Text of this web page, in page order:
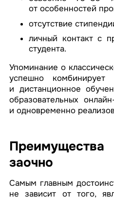
от особенностей
отсутствие
личный контакт с
студента.
Упоминание о
успешно
и дистанционное
образовательных
и одновременно
заочно
Самым главным
не зависит от того,